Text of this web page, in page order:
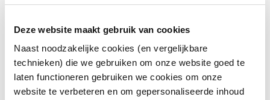
Deze website maakt gebruik van cookies
Naast noodzakelijke cookies (en vergelijkbare
technieken) die we gebruiken om onze website goed te
laten functioneren gebruiken we cookies om onze
website te verbeteren en om gepersonaliseerde inhoud
en motiveren? En tegelijkertijd je creativiteit kwijt
kunnen? Dan zit er in Sport & Bewe ...
Sport en bewegen